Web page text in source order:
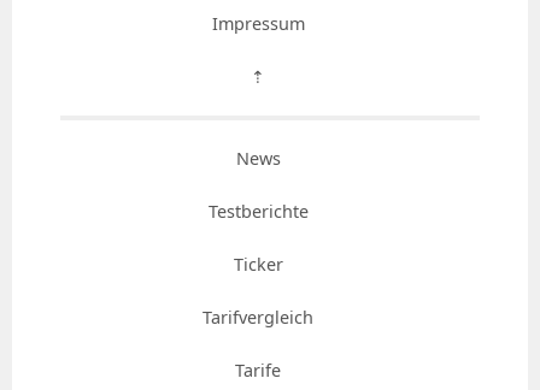
Impressum
⇡
News
Testberichte
Ticker
Tarifvergleich
Tarife